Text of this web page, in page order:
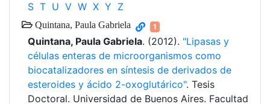
S T U V W X Y Z
Quintana, Paula Gabriela 1
Quintana, Paula Gabriela. (2012). "Lipasas y
células enteras de microorganismos como
biocatalizadores en síntesis de derivados de
esteroides y ácido 2-oxoglutárico". Tesis
Doctoral. Universidad de Buenos Aires. Facultad